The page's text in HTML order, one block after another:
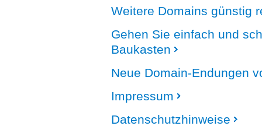
Weitere Domains günstig
Gehen Sie einfach und
Baukasten
Neue Domain-Endungen
Impressum
Datenschutzhinweise